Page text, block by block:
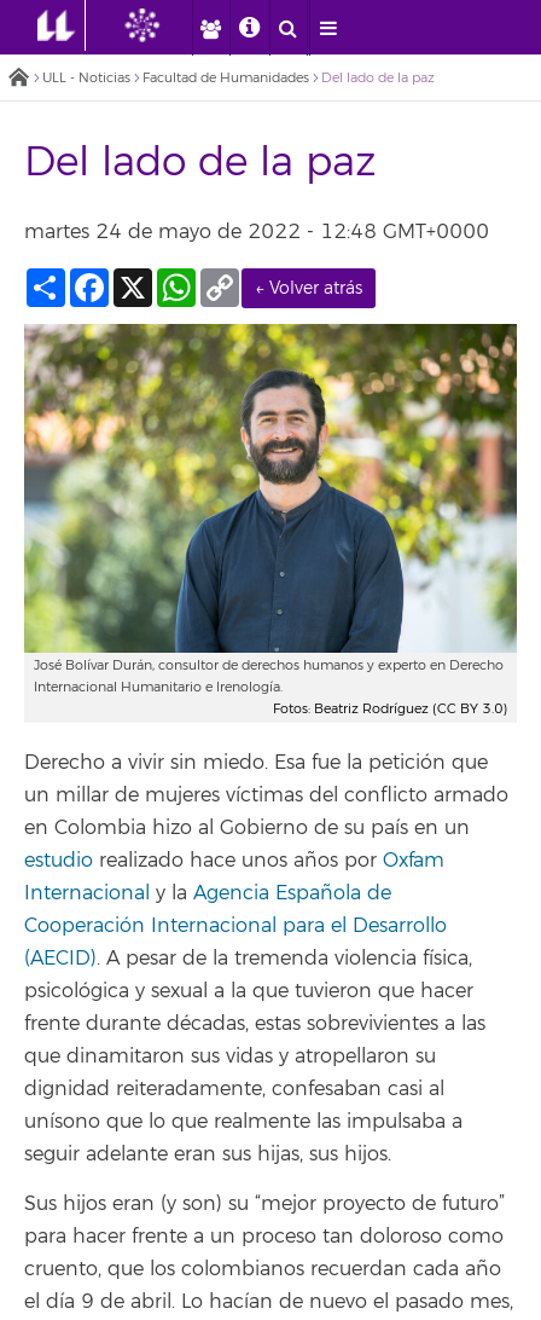
ULL - Noticias Facultad de Humanidades Del lado de la paz
Del lado de la paz
martes 24 de mayo de 2022 - 12:48 GMT+0000
← Volver atrás
Compartir
Facebook
X WhatsApp
Copy
Link
José Bolívar Durán, consultor de derechos humanos y experto en Derecho
Internacional Humanitario e Irenología.
Fotos: Beatriz Rodríguez (CC BY 3.0)
Derecho a vivir sin miedo. Esa fue la petición que
un millar de mujeres víctimas del conflicto armado
en Colombia hizo al Gobierno de su país en un
estudio realizado hace unos años por Oxfam
Internacional y la Agencia Española de
Cooperación Internacional para el Desarrollo
(AECID). A pesar de la tremenda violencia física,
psicológica y sexual a la que tuvieron que hacer
frente durante décadas, estas sobrevivientes a las
que dinamitaron sus vidas y atropellaron su
dignidad reiteradamente, confesaban casi al
unísono que lo que realmente las impulsaba a
seguir adelante eran sus hijas, sus hijos.
Sus hijos eran (y son) su “mejor proyecto de futuro”
para hacer frente a un proceso tan doloroso como
cruento, que los colombianos recuerdan cada año
el día 9 de abril. Lo hacían de nuevo el pasado mes,